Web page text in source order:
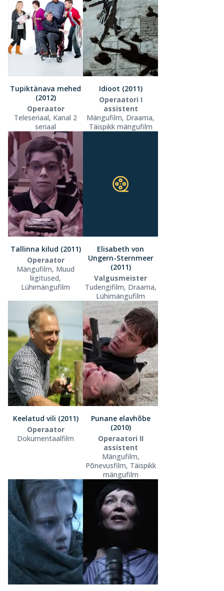
Tupiktänava mehed
(2012)
Operaator
Teleseriaal, Kanal 2
seriaal
Idioot (2011)
Operaatori I
assistent
Mängufilm, Draama,
Täispikk mängufilm
Tallinna kilud (2011)
Operaator
Mängufilm, Muud
liigitused,
Lühimängufilm
Elisabeth von
Ungern-Sternmeer
(2011)
Valgusmeister
Tudengifilm, Draama,
Lühimängufilm
Keelatud vili (2011)
Operaator
Dokumentaalfilm
Punane elavhõbe
(2010)
Operaatori II
assistent
Mängufilm,
Põnevusfilm, Täispikk
mängufilm